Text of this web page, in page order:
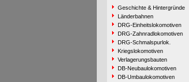
Geschichte & Hintergründe
Länderbahnen
DRG-Einheitslokomotiven
DRG-Zahnradlokomotiven
DRG-Schmalspurlok.
Kriegslokomotiven
Verlagerungsbauten
DB-Neubaulokomotiven
DB-Umbaulokomotiven